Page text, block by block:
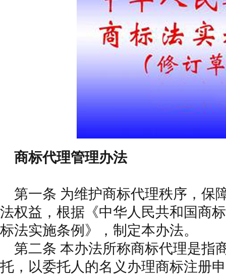
商标代理管理办法
第一条 为维护商标代理秩序，保
法权益，根据《中华人民共和国商
标法实施条例》，制定本办法。
第二条 本办法所称商标代理是指
托，以委托人的名义办理商标注册